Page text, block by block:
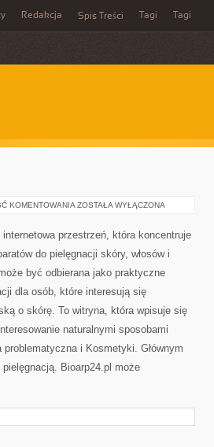
Redakcja Spis Treści Tagi Tagi
KOMENTOWANIA KOSMETYKI
ZOSTAŁA WYŁĄCZONA
internetowa przestrzeń, która koncentruje
do pielęgnacji skóry, włosów i
być odbierana jako praktyczne
dla osób, które interesują się
o skórę. To witryna, która wpisuje się
naturalnymi sposobami
i Kosmetyki. Głównym
Bioarp24.pl może